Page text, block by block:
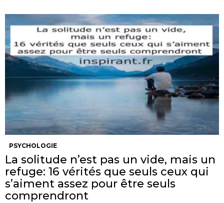
PSYCHOLOGIE
La solitude n’est pas un vide, mais un
refuge: 16 vérités que seuls ceux qui
s’aiment assez pour être seuls
comprendront